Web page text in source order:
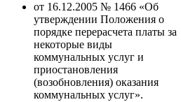
от 16.12.2005 № 1466 «Об
утверждении Положения о
порядке перерасчета платы за
некоторые виды
коммунальных услуг и
приостановления
(возобновления) оказания
коммунальных услуг».